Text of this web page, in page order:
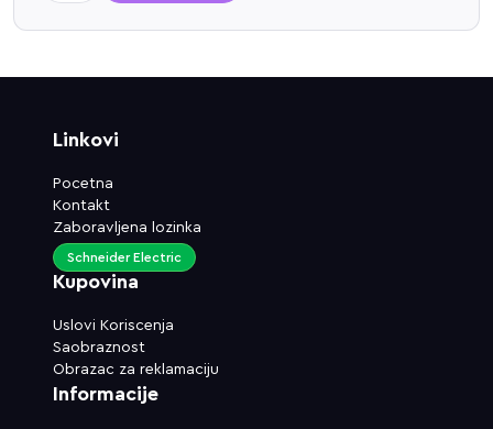
Linkovi
Pocetna
Kontakt
Zaboravljena lozinka
Kupovina
Uslovi Koriscenja
Saobraznost
Obrazac za reklamaciju
Schneider Electric
Informacije